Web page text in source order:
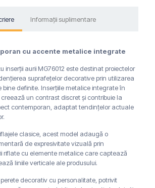
Informații suplimentare
cu accente metalice integrate
inserții aurii MG76012 este destinat proiectelor
suprafețelor decorative prin utilizarea
bine definite. Inserțiile metalice integrate în
un contrast discret și contribuie la
contemporan, adaptat tendințelor actuale
clasice, acest model adaugă o
de expresivitate vizuală prin
riflate cu elemente metalice care captează
liniile verticale ale produsului.
decorativ cu personalitate, potrivit